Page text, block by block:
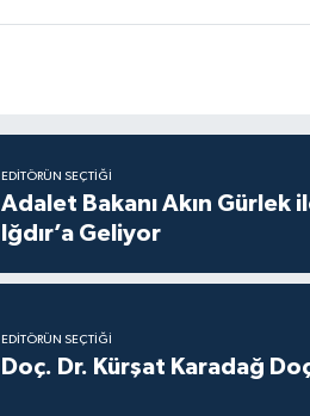
EDITÖRÜN SEÇTIĞI
Adalet Bakanı Akın
Iğdır’a Geliyor
EDITÖRÜN SEÇTIĞI
Doç. Dr. Kürşat Karadağ